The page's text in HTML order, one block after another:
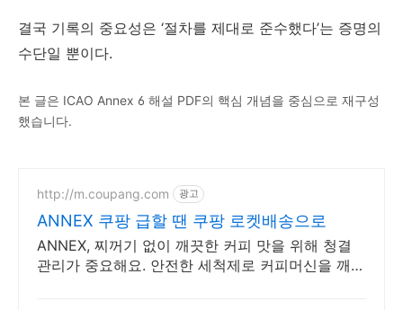
결국 기록의 중요성은 ‘절차를 제대로 준수했다’는 증명의
수단일 뿐이다.
본 글은 ICAO Annex 6 해설 PDF의 핵심 개념을 중심으로 재구성
했습니다.
http://m.coupang.com 광고
ANNEX 쿠팡 급할 땐 쿠팡 로켓배송으로
ANNEX, 찌꺼기 없이 깨끗한 커피 맛을 위해 청결
관리가 중요해요. 안전한 세척제로 커피머신을 깨끗